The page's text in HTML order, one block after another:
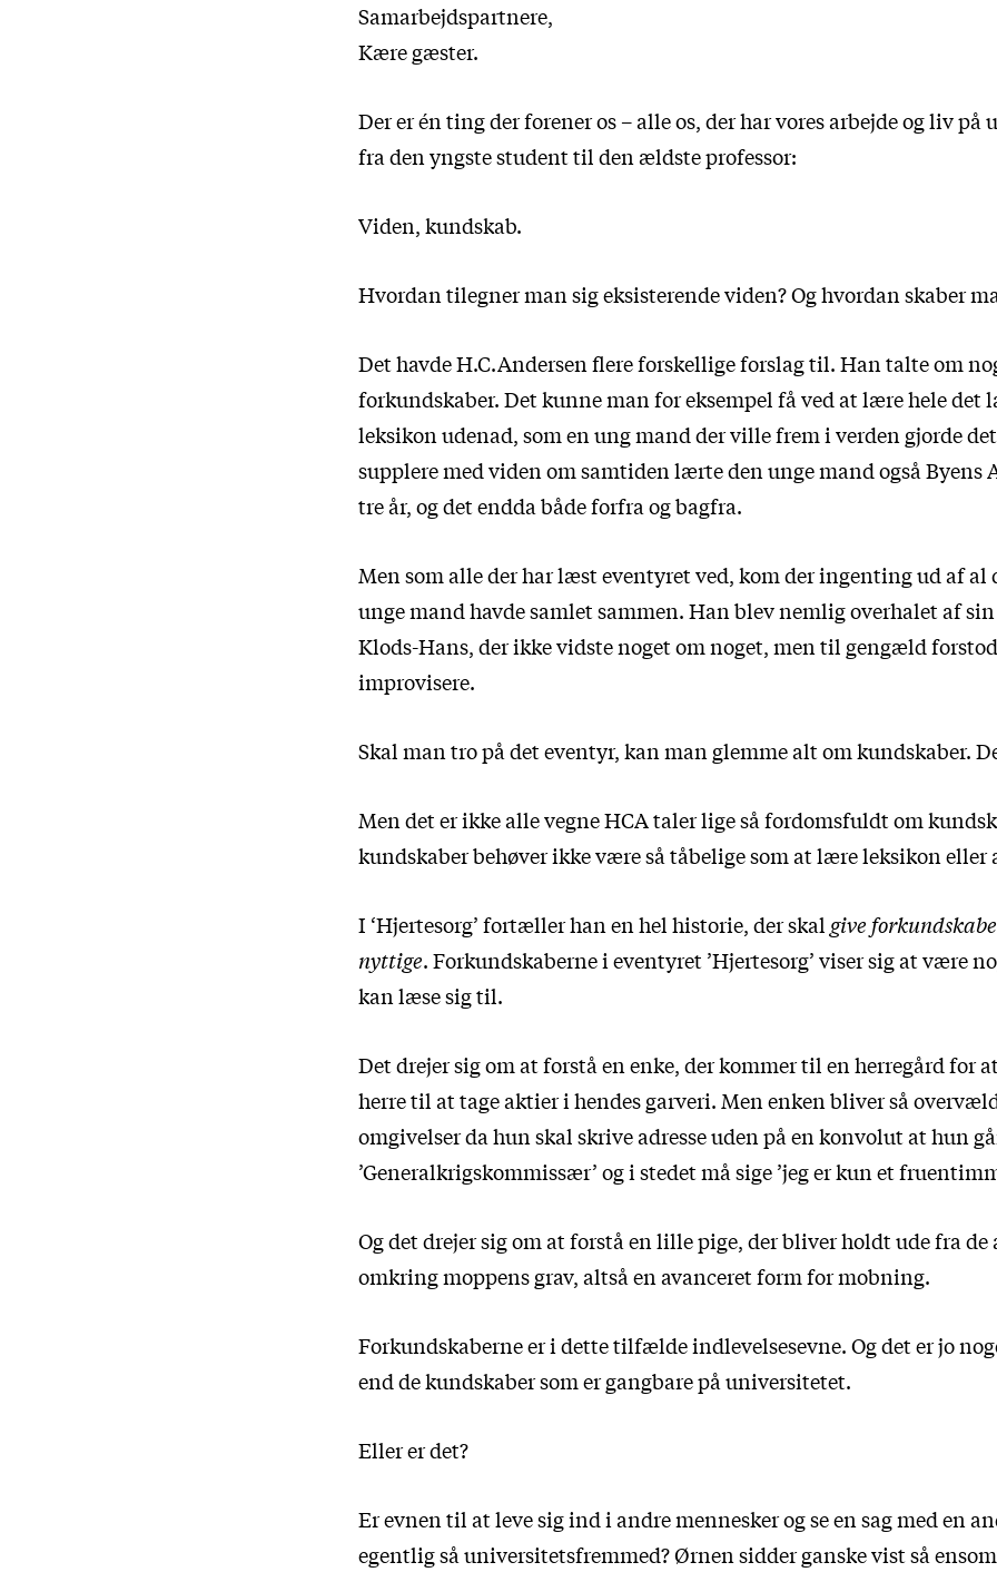
Samarbejdspartnere,
Kære gæster.
Der er én ting der forener os – alle os, der har vores arbejde og liv på
fra den yngste student til den ældste professor:
Viden, kundskab.
Hvordan tilegner man sig eksisterende viden? Og hvordan skaber
Det havde H.C.Andersen flere forskellige forslag til. Han talte om
forkundskaber. Det kunne man for eksempel få ved at lære hele det
leksikon udenad, som en ung mand der ville frem i verden gjorde
supplere med viden om samtiden lærte den unge mand også Byens
tre år, og det endda både forfra og bagfra.
Men som alle der har læst eventyret ved, kom der ingenting ud af al
unge mand havde samlet sammen. Han blev nemlig overhalet af
Klods-Hans, der ikke vidste noget om noget, men til gengæld
improvisere.
Skal man tro på det eventyr, kan man glemme alt om kundskaber.
Men det er ikke alle vegne HCA taler lige så fordomsfuldt om
kundskaber behøver ikke være så tåbelige som at lære leksikon eller
I ‘Hjertesorg’ fortæller han en hel historie, der skal give
nyttige. Forkundskaberne i eventyret ’Hjertesorg’ viser sig at være
kan læse sig til.
Det drejer sig om at forstå en enke, der kommer til en herregård for
herre til at tage aktier i hendes garveri. Men enken bliver så
omgivelser da hun skal skrive adresse uden på en konvolut at hun
’Generalkrigskommissær’ og i stedet må sige ’jeg er kun et
Og det drejer sig om at forstå en lille pige, der bliver holdt ude fra de
omkring moppens grav, altså en avanceret form for mobning.
Forkundskaberne er i dette tilfælde indlevelsesevne. Og det er jo
end de kundskaber som er gangbare på universitetet.
Eller er det?
Er evnen til at leve sig ind i andre mennesker og se en sag med en
egentlig så universitetsfremmed? Ørnen sidder ganske vist så